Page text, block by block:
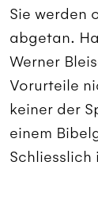
Sie werden
abgetan.
Werner
Vorurteile
keiner der
einem
Schliesslich